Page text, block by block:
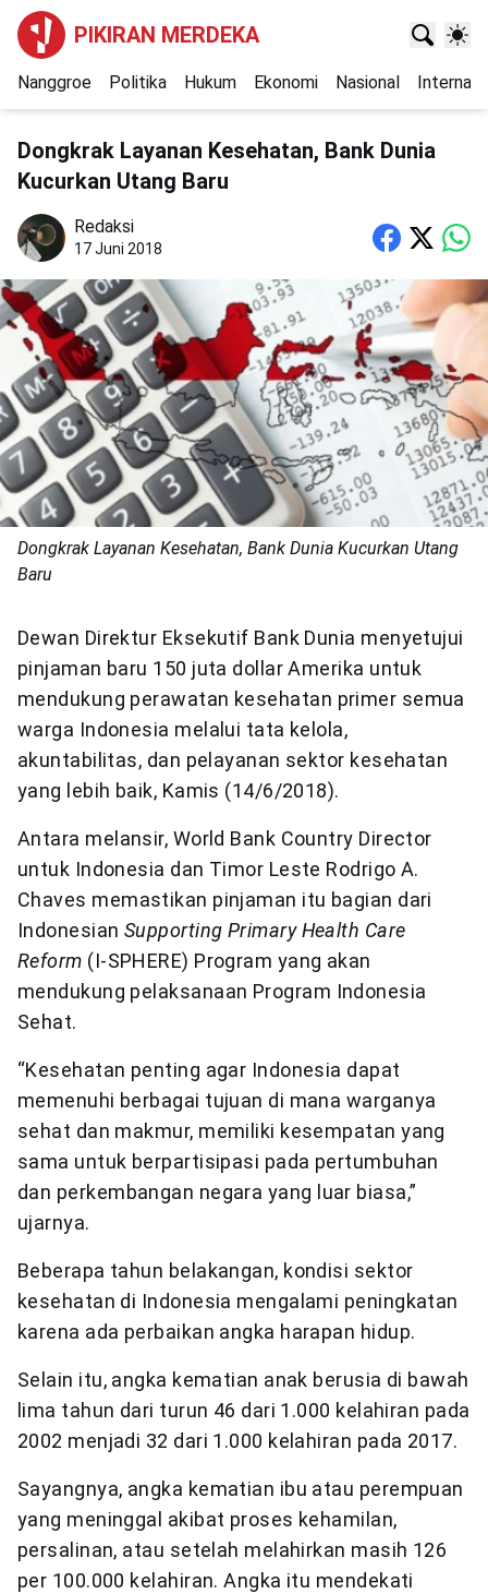
PIKIRAN MERDEKA
Nanggroe Politika Hukum Ekonomi Nasional
Dongkrak Layanan Kesehatan, Bank Dunia
Kucurkan Utang Baru
Redaksi
17 Juni 2018
Dongkrak Layanan Kesehatan, Bank Dunia Kucurkan Utang
Baru
Dewan Direktur Eksekutif Bank Dunia menyetujui
pinjaman baru 150 juta dollar Amerika untuk
mendukung perawatan kesehatan primer semua
warga Indonesia melalui tata kelola,
akuntabilitas, dan pelayanan sektor kesehatan
yang lebih baik, Kamis (14/6/2018).
Antara melansir, World Bank Country Director
untuk Indonesia dan Timor Leste Rodrigo A.
Chaves memastikan pinjaman itu bagian dari
Indonesian Supporting Primary Health Care
Reform (I-SPHERE) Program yang akan
mendukung pelaksanaan Program Indonesia
Sehat.
“Kesehatan penting agar Indonesia dapat
memenuhi berbagai tujuan di mana warganya
sehat dan makmur, memiliki kesempatan yang
sama untuk berpartisipasi pada pertumbuhan
dan perkembangan negara yang luar biasa,”
ujarnya.
Beberapa tahun belakangan, kondisi sektor
kesehatan di Indonesia mengalami peningkatan
karena ada perbaikan angka harapan hidup.
Selain itu, angka kematian anak berusia di bawah
lima tahun dari turun 46 dari 1.000 kelahiran pada
2002 menjadi 32 dari 1.000 kelahiran pada 2017.
Sayangnya, angka kematian ibu atau perempuan
yang meninggal akibat proses kehamilan,
persalinan, atau setelah melahirkan masih 126
per 100.000 kelahiran. Angka itu mendekati